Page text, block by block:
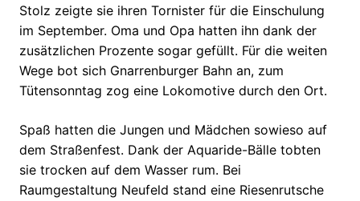
Stolz zeigte sie ihren Tornister für die Einschulung
im September. Oma und Opa hatten ihn dank der
zusätzlichen Prozente sogar gefüllt. Für die weiten
Wege bot sich Gnarrenburger Bahn an, zum
Tütensonntag zog eine Lokomotive durch den Ort.
Spaß hatten die Jungen und Mädchen sowieso auf
dem Straßenfest. Dank der Aquaride-Bälle tobten
sie trocken auf dem Wasser rum. Bei
Raumgestaltung Neufeld stand eine Riesenrutsche